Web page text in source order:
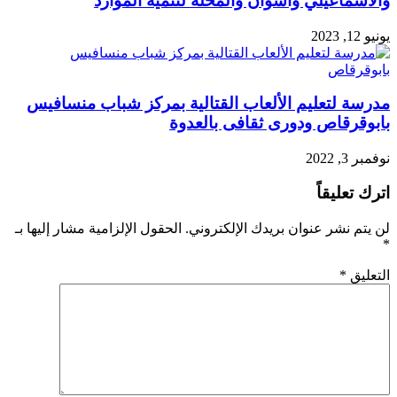
يونيو 12, 2023
مدرسة لتعليم الألعاب القتالية بمركز شباب منسافيس
بابوقرقاص ودورى ثقافى بالعدوة
نوفمبر 3, 2022
اترك تعليقاً
لن يتم نشر عنوان بريدك الإلكتروني. الحقول الإلزامية مشار إليها بـ
*
التعليق *